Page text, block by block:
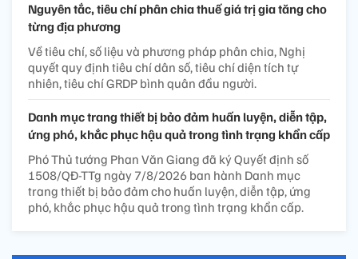
Nguyên tắc, tiêu chí phân chia thuế giá trị gia tăng cho
từng địa phương
Về tiêu chí, số liệu và phương pháp phân chia, Nghị
quyết quy định tiêu chí dân số, tiêu chí diện tích tự
nhiên, tiêu chí GRDP bình quân đầu người.
Danh mục trang thiết bị bảo đảm huấn luyện, diễn tập,
ứng phó, khắc phục hậu quả trong tình trạng khẩn cấp
Phó Thủ tướng Phan Văn Giang đã ký Quyết định số
1508/QĐ-TTg ngày 7/8/2026 ban hành Danh mục
trang thiết bị bảo đảm cho huấn luyện, diễn tập, ứng
phó, khắc phục hậu quả trong tình trạng khẩn cấp.